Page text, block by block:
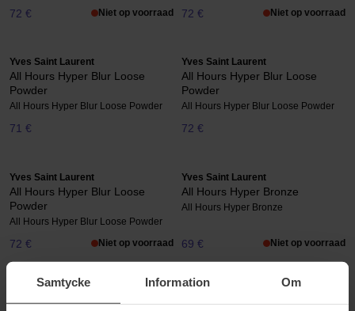
Samtycke Information Om
72 € Niet op voorraad 72 € Niet op voorraad
Yves Saint Laurent
All Hours Hyper Blur Loose
Powder
All Hours Hyper Blur Loose Powder
71 €
Yves Saint Laurent
All Hours Hyper Blur Loose
Powder
All Hours Hyper Blur Loose Powder
72 €
Yves Saint Laurent
All Hours Hyper Blur Loose
Powder
All Hours Hyper Blur Loose Powder
72 € Niet op voorraad
Yves Saint Laurent
All Hours Hyper Bronze
All Hours Hyper Bronze
69 € Niet op voorraad
Yves Saint Laurent
All Hours Hyper Bronze All Hours Hyper Bronze